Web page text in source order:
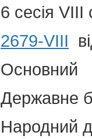
6 сесія VIII
2679-VIII
Основний
Державне
Народний